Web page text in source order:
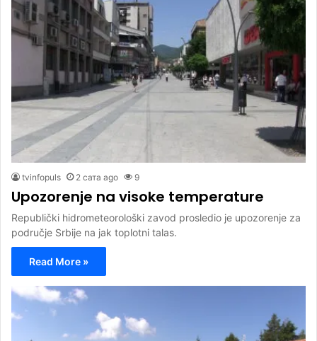
tvinfopuls 2 сата ago 9
Upozorenje na visoke temperature
Republički hidrometeorološki zavod prosledio je upozorenje za
područje Srbije na jak toplotni talas.
Read More »